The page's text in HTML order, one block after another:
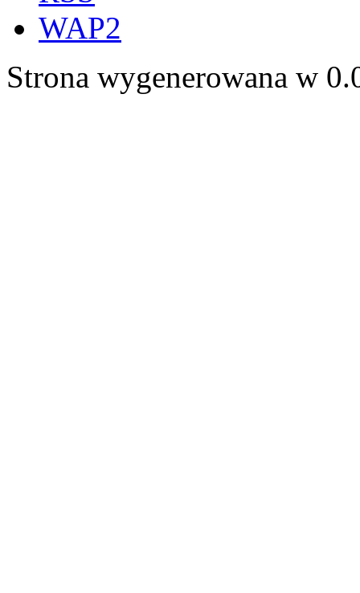
WAP2
Strona wygenerowana w